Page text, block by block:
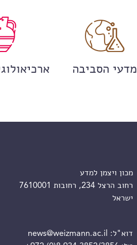
מדעי הסביבה
מכון ויצמן למדע
רחוב הרצל 234, רחובות 7610001
ישראל
דוא"ל:
news@weizmann.ac.il